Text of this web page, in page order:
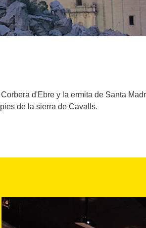
d'Ebre y la ermita de Santa
de la sierra de Cavalls.